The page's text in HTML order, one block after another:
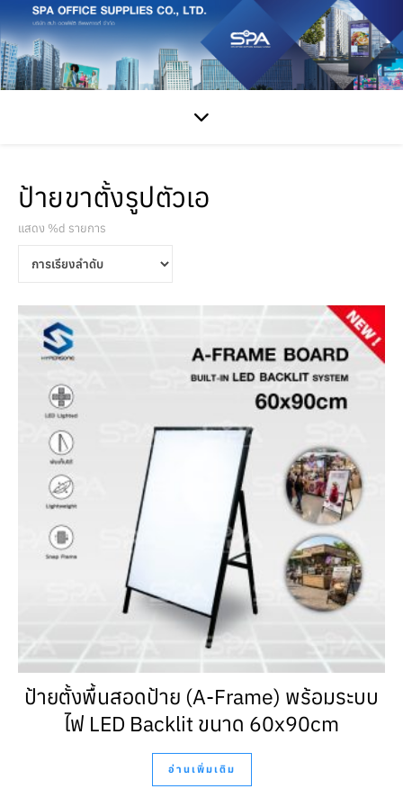
ป้ายขาตั้งรูปตัวเอ
แสดง %d รายการ
ป้ายตั้งพื้นสอดป้าย (A-Frame) พร้อมระบบ
ไฟ LED Backlit ขนาด 60x90cm
อ่านเพิ่มเติม